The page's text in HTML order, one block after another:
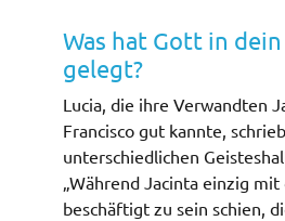
Was hat Gott in
gelegt?
Lucia, die ihre Verwandten
Francisco gut kannte,
unterschiedlichen
„Während Jacinta einzig
beschäftigt zu sein schien,